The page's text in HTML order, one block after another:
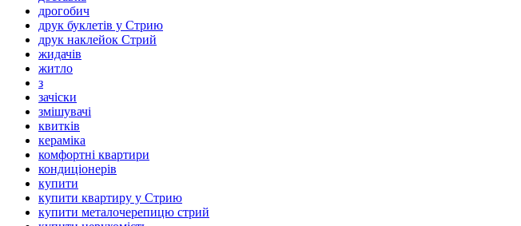
дрогобич
друк буклетів у Стрию
друк наклейок Стрий
жидачів
житло
з
зачіски
змішувачі
квитків
кераміка
комфортні квартири
кондиціонерів
купити
купити квартиру у Стрию
купити металочерепицю стрий